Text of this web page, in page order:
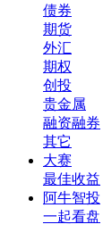
债券
期货
外汇
期权
创投
贵金属
融资融券
其它
大赛
最佳收益
阿牛智投
一起看盘